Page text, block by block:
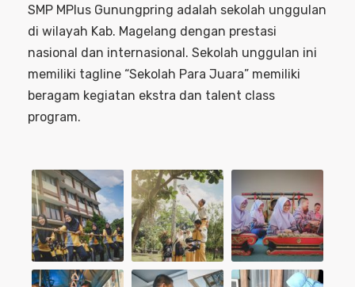
SMP MPlus Gunungpring adalah sekolah unggulan
di wilayah Kab. Magelang dengan prestasi
nasional dan internasional. Sekolah unggulan ini
memiliki tagline “Sekolah Para Juara” memiliki
beragam kegiatan ekstra dan talent class
program.